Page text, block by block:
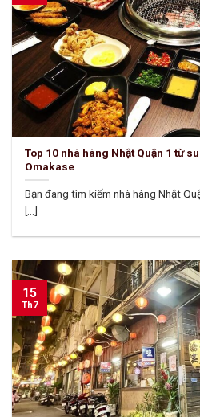
Top 10 nhà hàng Nhật Quận 1 từ
Omakase
Bạn đang tìm kiếm nhà hàng Nhật
[...]
15
Th7